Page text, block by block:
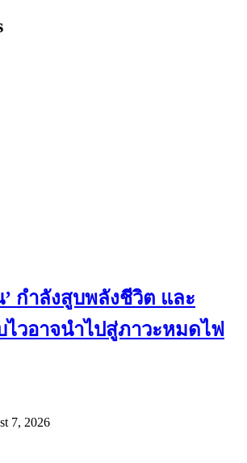
’ กำลังสูบพลังชีวิต และ
วอาจนำไปสู่ภาวะหมดไฟ
7, 2026